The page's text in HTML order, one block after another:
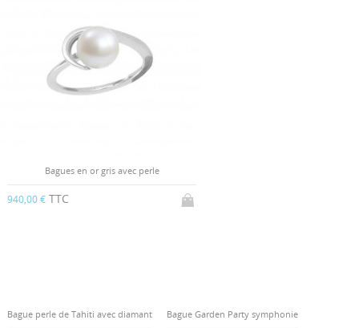
Bagues en or gris avec perle
940,00 € TTC
Bague perle de Tahiti avec diamant Bague Garden Party symphonie